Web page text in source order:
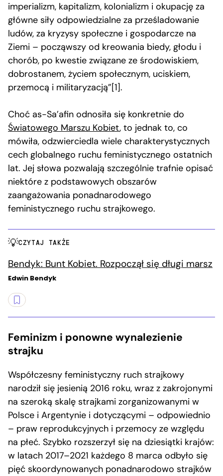
imperializm, kapitalizm, kolonializm i okupację za
główne siły odpowiedzialne za prześladowanie
ludów, za kryzysy społeczne i gospodarcze na
Ziemi – począwszy od kreowania biedy, głodu i
chorób, po kwestie związane ze środowiskiem,
dobrostanem, życiem społecznym, uciskiem,
przemocą i militaryzacją”[1].
Choć as-Sa’afin odnosiła się konkretnie do
Światowego Marszu Kobiet, to jednak to, co
mówiła, odzwierciedla wiele charakterystycznych
cech globalnego ruchu feministycznego ostatnich
lat. Jej słowa pozwalają szczególnie trafnie opisać
niektóre z podstawowych obszarów
zaangażowania ponadnarodowego
feministycznego ruchu strajkowego.
CZYTAJ TAKŻE
Bendyk: Bunt Kobiet. Rozpoczął się długi marsz
Edwin Bendyk
Feminizm i ponowne wynalezienie
strajku
Współczesny feministyczny ruch strajkowy
narodził się jesienią 2016 roku, wraz z zakrojonymi
na szeroką skalę strajkami zorganizowanymi w
Polsce i Argentynie i dotyczącymi – odpowiednio
– praw reprodukcyjnych i przemocy ze względu
na płeć. Szybko rozszerzył się na dziesiątki krajów:
w latach 2017–2021 każdego 8 marca odbyło się
pięć skoordynowanych ponadnarodowo strajków